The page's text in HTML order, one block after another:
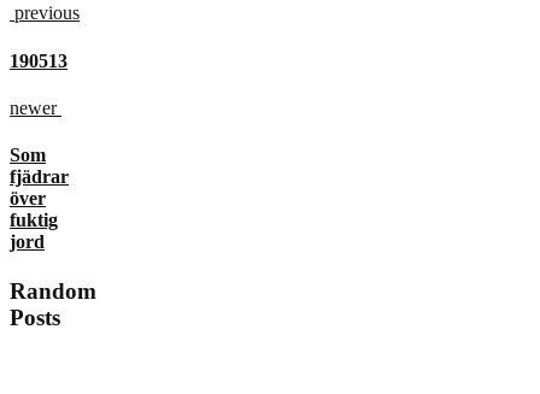
previous
190513
newer
Som
fjädrar
över
fuktig
jord
Random
Posts